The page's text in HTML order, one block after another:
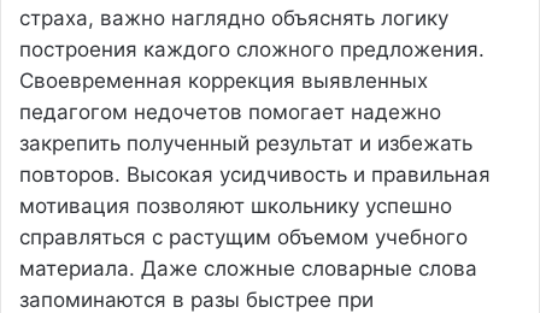
страха, важно наглядно объяснять логику
построения каждого сложного предложения.
Своевременная коррекция выявленных
педагогом недочетов помогает надежно
закрепить полученный результат и избежать
повторов. Высокая усидчивость и правильная
мотивация позволяют школьнику успешно
справляться с растущим объемом учебного
материала. Даже сложные словарные слова
запоминаются в разы быстрее при